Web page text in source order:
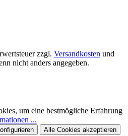
zzgl. Versandkosten und
nicht anders angegeben.
um eine bestmögliche Erfahrung
...
Alle Cookies akzeptieren